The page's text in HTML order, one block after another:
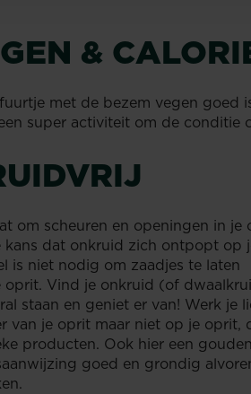
&
met de bezem vegen goed
super activiteit om de conditie
om scheuren en openingen in je
kans dat onkruid zich ontpopt op
is niet nodig om zaadjes te laten
oprit. Vind je onkruid (of
staan en geniet er van! Werk je
van je oprit maar niet op je oprit,
producten. Ook hier een
goed en grondig